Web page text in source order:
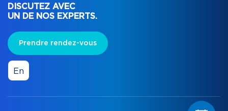
DISCUTEZ AVEC
UN DE NOS EXPERTS.
Prendre rendez-vous
En